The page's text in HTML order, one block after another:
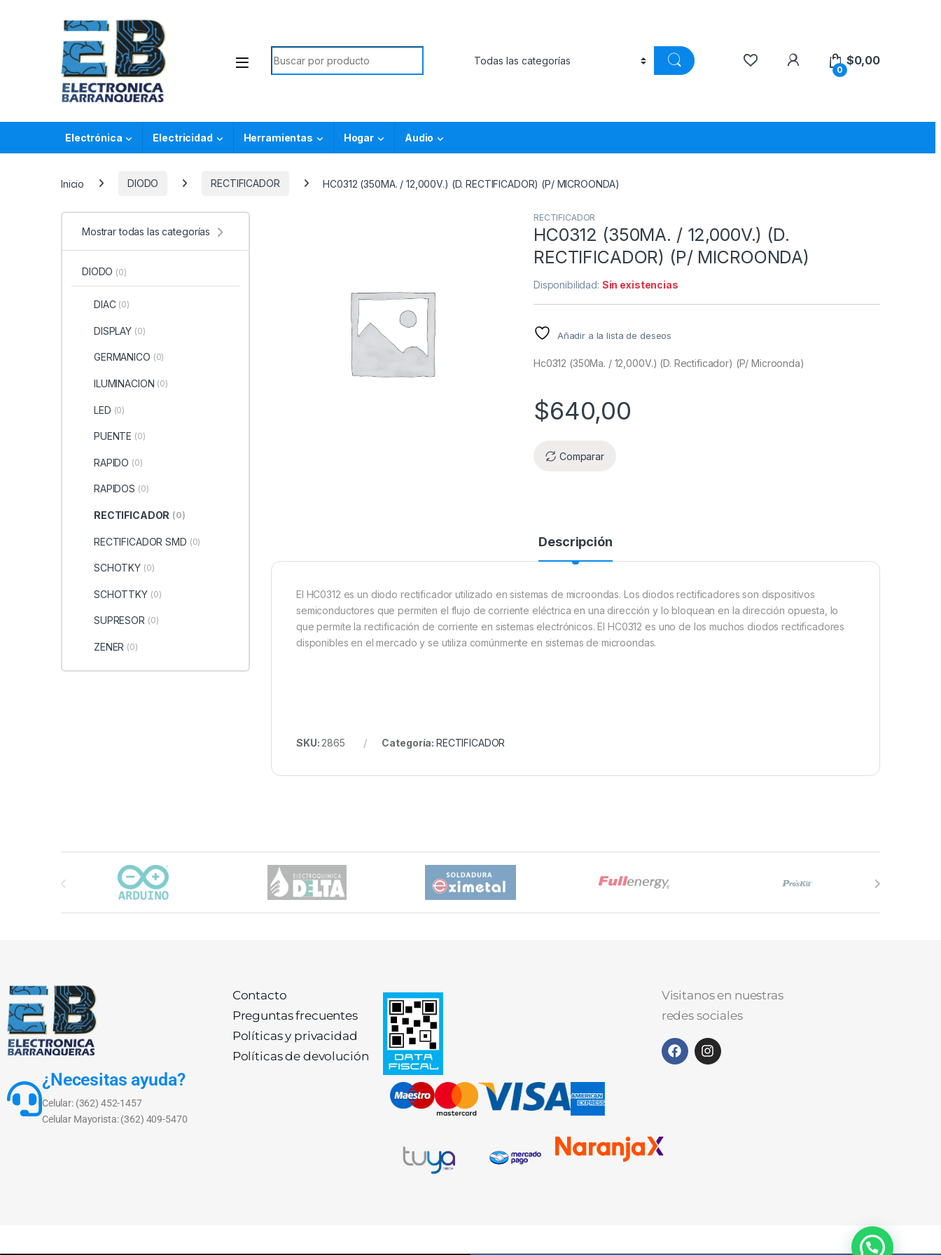
0
$0,00
Electrónica Electricidad Herramientas Hogar Audio
Inicio DIODO RECTIFICADOR HC0312 (350MA. / 12,000V.) (D. RECTIFICADOR) (P/ MICROONDA)
RECTIFICADOR
HC0312 (350MA. / 12,000V.) (D.
RECTIFICADOR) (P/ MICROONDA)
Disponibilidad: Sin existencias
Añadir a la lista de deseos
Hc0312 (350Ma. / 12,000V.) (D. Rectificador) (P/ Microonda)
$640,00
Comparar
Descripción
El HC0312 es un diodo rectificador utilizado en sistemas de microondas. Los diodos rectificadores son dispositivos
semiconductores que permiten el flujo de corriente eléctrica en una dirección y lo bloquean en la dirección opuesta, lo
que permite la rectificación de corriente en sistemas electrónicos. El HC0312 es uno de los muchos diodos rectificadores
disponibles en el mercado y se utiliza comúnmente en sistemas de microondas.
SKU: 2865 Categoría: RECTIFICADOR
Mostrar todas las categorías
DIODO (0)
DIAC (0)
DISPLAY (0)
GERMANICO (0)
ILUMINACION (0)
LED (0)
PUENTE (0)
RAPIDO (0)
RAPIDOS (0)
RECTIFICADOR (0)
RECTIFICADOR SMD (0)
SCHOTKY (0)
SCHOTTKY (0)
SUPRESOR (0)
ZENER (0)
Carrusel de marcas
¿Necesitas ayuda?
Celular: (362) 452-1457
Celular Mayorista: (362) 409-5470
Contacto
Preguntas frecuentes
Políticas y privacidad
Políticas de devolución
Visitanos en nuestras
redes sociales